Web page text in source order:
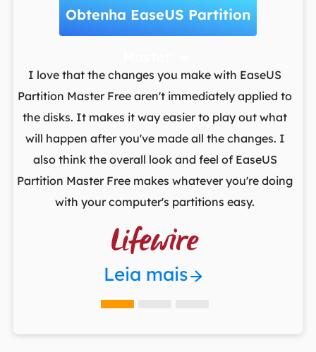
Obtenha EaseUS Partition
I love that the changes you make with EaseUS
Partition Master Free aren't immediately applied to
the disks. It makes it way easier to play out what
will happen after you've made all the changes. I
also think the overall look and feel of EaseUS
Partition Master Free makes whatever you're doing
with your computer's partitions easy.

Leia mais